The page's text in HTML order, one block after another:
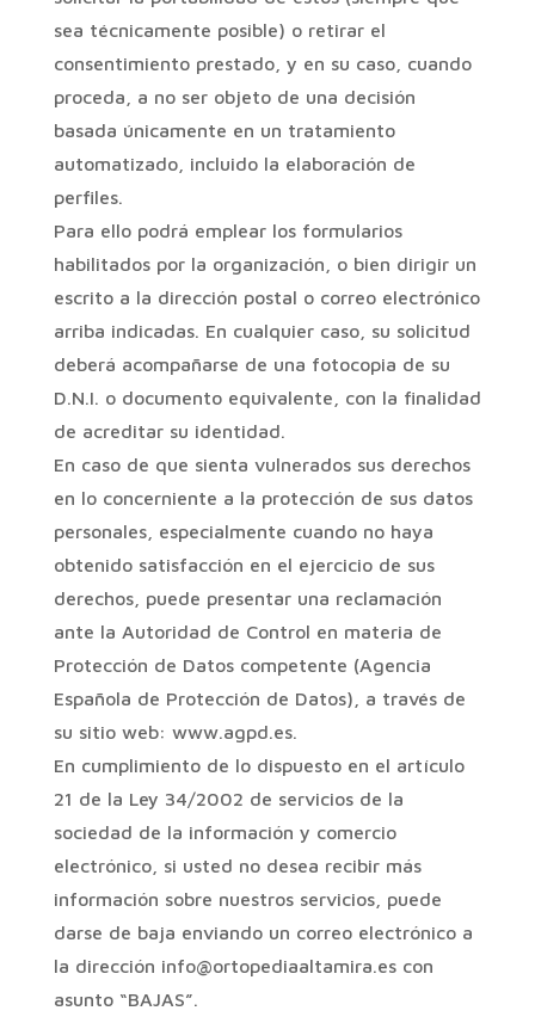
sea técnicamente posible) o retirar el
consentimiento prestado, y en su caso, cuando
proceda, a no ser objeto de una decisión
basada únicamente en un tratamiento
automatizado, incluido la elaboración de
perfiles.
Para ello podrá emplear los formularios
habilitados por la organización, o bien dirigir un
escrito a la dirección postal o correo electrónico
arriba indicadas. En cualquier caso, su solicitud
deberá acompañarse de una fotocopia de su
D.N.I. o documento equivalente, con la finalidad
de acreditar su identidad.
En caso de que sienta vulnerados sus derechos
en lo concerniente a la protección de sus datos
personales, especialmente cuando no haya
obtenido satisfacción en el ejercicio de sus
derechos, puede presentar una reclamación
ante la Autoridad de Control en materia de
Protección de Datos competente (Agencia
Española de Protección de Datos), a través de
su sitio web: www.agpd.es.
En cumplimiento de lo dispuesto en el artículo
21 de la Ley 34/2002 de servicios de la
sociedad de la información y comercio
electrónico, si usted no desea recibir más
información sobre nuestros servicios, puede
darse de baja enviando un correo electrónico a
la dirección info@ortopediaaltamira.escon
asunto “BAJAS”.